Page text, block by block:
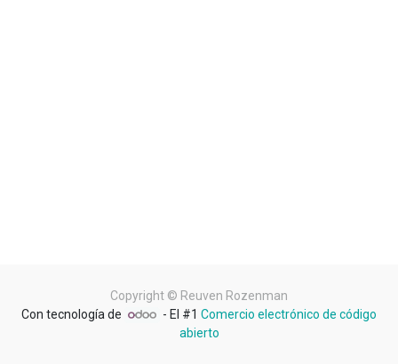
Copyright © Reuven Rozenman
Con tecnología de
- El #1Comercio electrónico de código
abierto